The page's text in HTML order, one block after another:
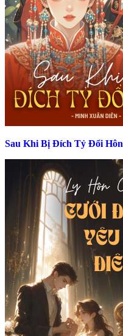
Sau Khi Bị Đích Tỷ Đổi Hôn